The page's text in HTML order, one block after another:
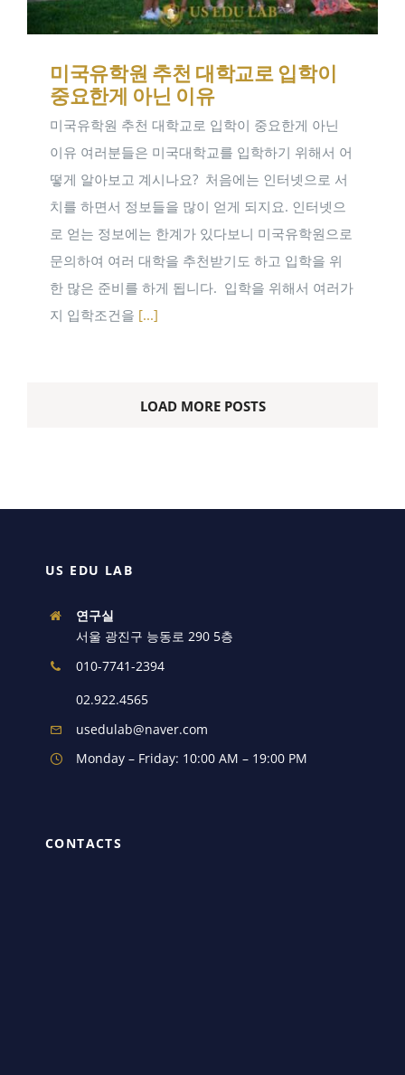
미국유학원 추천 대학교로 입학이
중요한게 아닌 이유
미국유학원 추천 대학교로 입학이 중요한게 아닌
이유 여러분들은 미국대학교를 입학하기 위해서 어
떻게 알아보고 계시나요? ​ 처음에는 인터넷으로 서
치를 하면서 정보들을 많이 얻게 되지요. 인터넷으
로 얻는 정보에는 한계가 있다보니 미국유학원으로
문의하여 여러 대학을 추천받기도 하고 입학을 위
한 많은 준비를 하게 됩니다. ​ 입학을 위해서 여러가
지 입학조건을 [...]
LOAD MORE POSTS
US EDU LAB
연구실
서울 광진구 능동로 290 5층
010-7741-2394
02.922.4565
usedulab@naver.com
Monday – Friday: 10:00 AM – 19:00 PM
CONTACTS